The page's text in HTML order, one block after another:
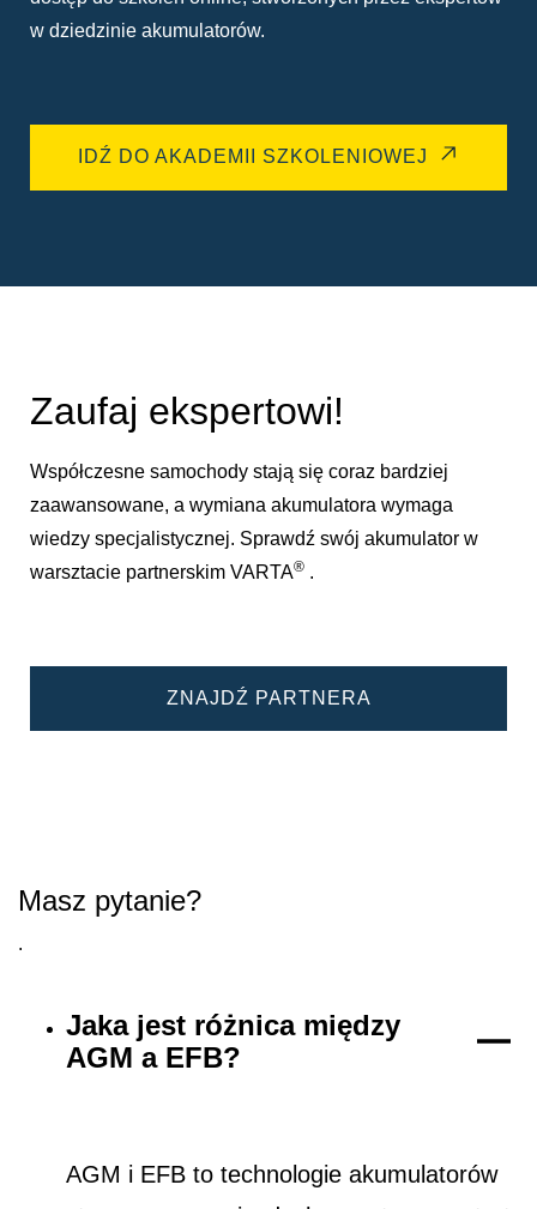
w dziedzinie akumulatorów.
IDŹ DO AKADEMII SZKOLENIOWEJ
Zaufaj ekspertowi!
Współczesne samochody stają się coraz bardziej
zaawansowane, a wymiana akumulatora wymaga
wiedzy specjalistycznej. Sprawdź swój akumulator w
warsztacie partnerskim VARTA® .
ZNAJDŹ PARTNERA
Masz pytanie?
.
Jaka jest różnica między
AGM a EFB?
AGM i EFB to technologie akumulatorów